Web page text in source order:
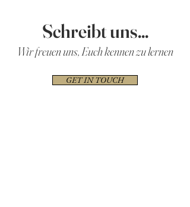
Schreibt uns...
Wir freuen uns, Euch kennen zu lernen
GET IN TOUCH